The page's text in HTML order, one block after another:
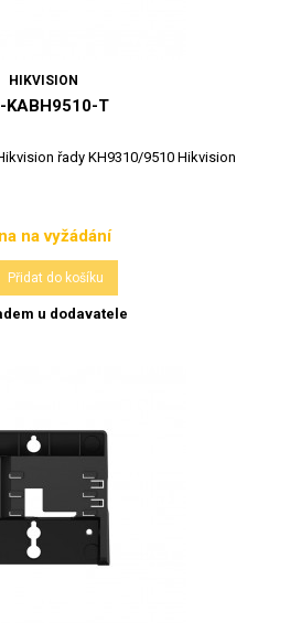
HIKVISION
KABH9510-T
řady KH9310/9510 Hikvision
Cena
na vyžádání
Přidat do košíku
u dodavatele